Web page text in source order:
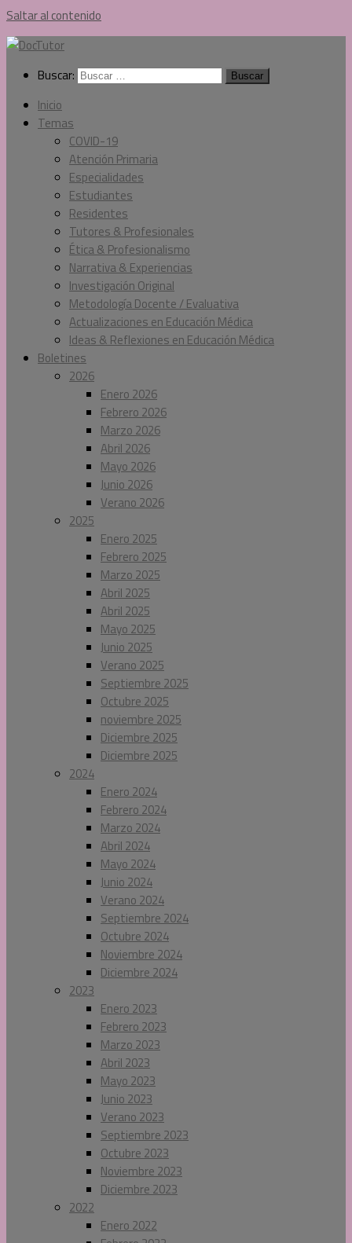
Saltar al contenido
Buscar:
Inicio
Temas
COVID-19
Atención Primaria
Especialidades
Estudiantes
Residentes
Tutores & Profesionales
Ética & Profesionalismo
Narrativa & Experiencias
Investigación Original
Metodología Docente / Evaluativa
Actualizaciones en Educación Médica
Ideas & Reflexiones en Educación Médica
Boletines
2026
Enero 2026
Febrero 2026
Marzo 2026
Abril 2026
Mayo 2026
Junio 2026
Verano 2026
2025
Enero 2025
Febrero 2025
Marzo 2025
Abril 2025
Abril 2025
Mayo 2025
Junio 2025
Verano 2025
Septiembre 2025
Octubre 2025
noviembre 2025
Diciembre 2025
Diciembre 2025
2024
Enero 2024
Febrero 2024
Marzo 2024
Abril 2024
Mayo 2024
Junio 2024
Verano 2024
Septiembre 2024
Octubre 2024
Noviembre 2024
Diciembre 2024
2023
Enero 2023
Febrero 2023
Marzo 2023
Abril 2023
Mayo 2023
Junio 2023
Verano 2023
Septiembre 2023
Octubre 2023
Noviembre 2023
Diciembre 2023
2022
Enero 2022